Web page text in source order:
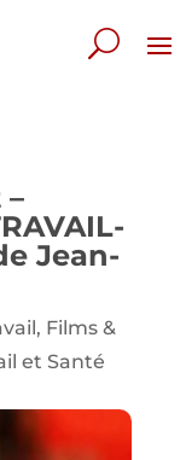
Jean-
, Films &
et Santé